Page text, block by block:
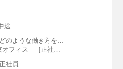
途
どのような働き方を…
オフィス ［正社…
正社員